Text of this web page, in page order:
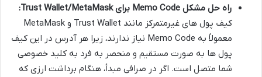
راه حل مشکل Memo Code برای Trust Wallet/MetaMask:
کیف پول های غیرمتمرکز مانند Trust Wallet و MetaMask
معمولاً به Memo Code نیاز ندارند، زیرا هر آدرس در این کیف
پول ها به صورت مستقیم و منحصر به فرد به کلید خصوصی
شما متصل است. اگر در صرافی مبدأ، هنگام برداشت ارزی که